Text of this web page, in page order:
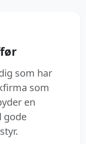
som har
som
en
gode